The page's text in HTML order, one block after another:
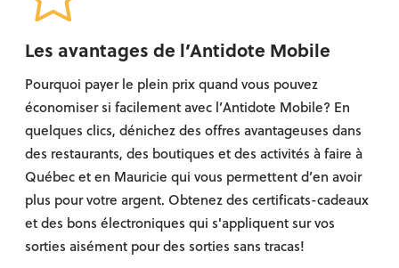
Les avantages de l’Antidote Mobile
Pourquoi payer le plein prix quand vous pouvez
économiser si facilement avec l’Antidote Mobile? En
quelques clics, dénichez des offres avantageuses dans
des restaurants, des boutiques et des activités à faire à
Québec et en Mauricie qui vous permettent d’en avoir
plus pour votre argent. Obtenez des certificats-cadeaux
et des bons électroniques qui s'appliquent sur vos
sorties aisément pour des sorties sans tracas!